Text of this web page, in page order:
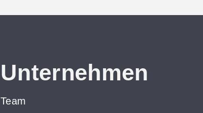
Unternehmen
Team